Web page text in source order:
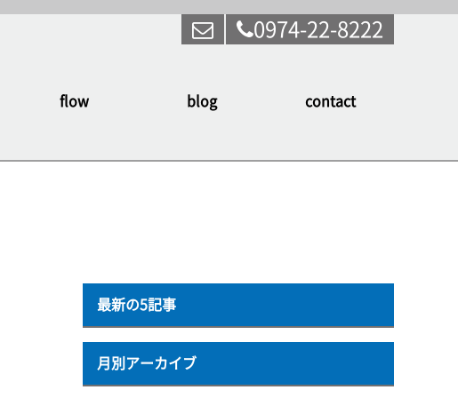
0974-22-8222
flow blog contact
最新の5記事
月別アーカイブ